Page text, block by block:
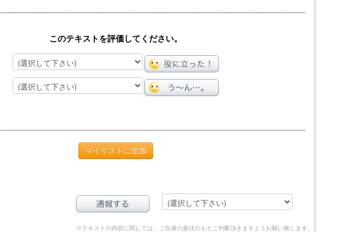
このテキストを評価してください。
マイリストに追加
※テキストの内容に関しては、ご自身の責任のもとご判断頂きますようお願い致します。